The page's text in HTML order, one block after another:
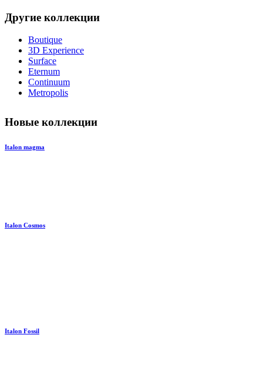
Другие коллекции
Boutique
3D Experience
Surface
Eternum
Continuum
Metropolis
Новые коллекции
Italon magma
Italon Cosmos
Italon Fossil